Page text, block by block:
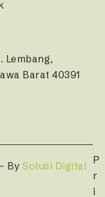
Lembang,
Barat 40391
By Solusi Digital P
r
i